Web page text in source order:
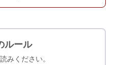
ルール
みください。